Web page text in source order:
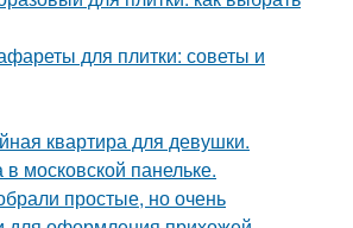
для плитки: советы и
квартира для девушки.
московской панельке.
простые, но очень